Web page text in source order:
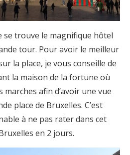
se trouve le magnifique hôtel
tour. Pour avoir le meilleur
la place, je vous conseille de
la maison de la fortune où
afin d’avoir une vue
place de Bruxelles. C’est
à ne pas rater dans cet
en 2 jours.